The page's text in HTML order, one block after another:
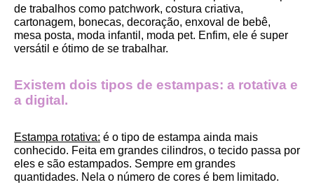
de trabalhos como patchwork, costura criativa,
cartonagem, bonecas, decoração, enxoval de bebê,
mesa posta, moda infantil, moda pet. Enfim, ele é super
versátil e ótimo de se trabalhar.
Existem dois tipos de estampas: a rotativa e
a digital.
Estampa rotativa: é o tipo de estampa ainda mais
conhecido. Feita em grandes cilindros, o tecido passa por
eles e são estampados. Sempre em grandes
quantidades. Nela o número de cores é bem limitado.